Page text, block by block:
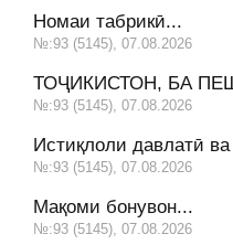
Номаи табрикӣ...
№:93 (5145), 07.08.2026
ТОҶИКИСТОН, БА
№:93 (5145), 07.08.2026
Истиқлоли давлатӣ
№:93 (5145), 07.08.2026
Мақоми бонувон...
№:93 (5145), 07.08.2026